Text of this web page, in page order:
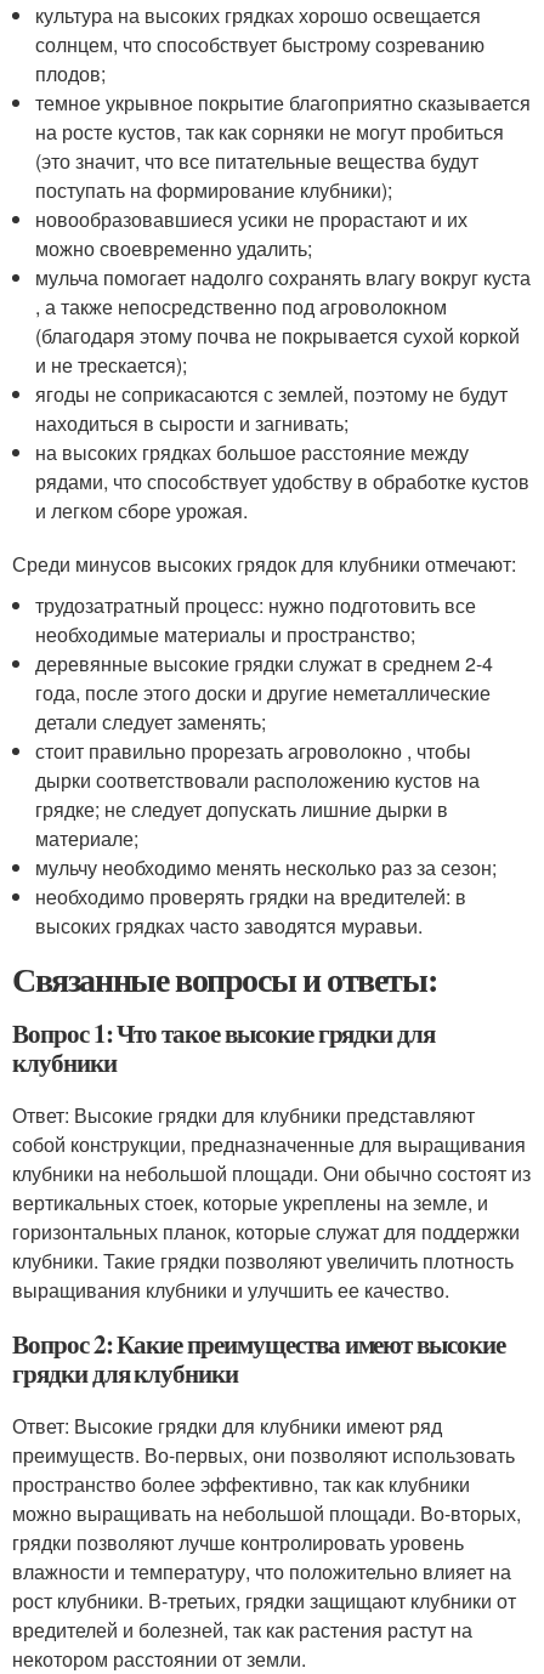
культура на высоких грядках хорошо освещается
солнцем, что способствует быстрому созреванию
плодов;
темное укрывное покрытие благоприятно сказывается
на росте кустов, так как сорняки не могут пробиться
(это значит, что все питательные вещества будут
поступать на формирование клубники);
новообразовавшиеся усики не прорастают и их
можно своевременно удалить;
мульча помогает надолго сохранять влагу вокруг куста
, а также непосредственно под агроволокном
(благодаря этому почва не покрывается сухой коркой
и не трескается);
ягоды не соприкасаются с землей, поэтому не будут
находиться в сырости и загнивать;
на высоких грядках большое расстояние между
рядами, что способствует удобству в обработке кустов
и легком сборе урожая.
Среди минусов высоких грядок для клубники отмечают:
трудозатратный процесс: нужно подготовить все
необходимые материалы и пространство;
деревянные высокие грядки служат в среднем 2-4
года, после этого доски и другие неметаллические
детали следует заменять;
стоит правильно прорезать агроволокно , чтобы
дырки соответствовали расположению кустов на
грядке; не следует допускать лишние дырки в
материале;
мульчу необходимо менять несколько раз за сезон;
необходимо проверять грядки на вредителей: в
высоких грядках часто заводятся муравьи.
Связанные вопросы и ответы:
Вопрос 1: Что такое высокие грядки для
клубники
Ответ: Высокие грядки для клубники представляют
собой конструкции, предназначенные для выращивания
клубники на небольшой площади. Они обычно состоят из
вертикальных стоек, которые укреплены на земле, и
горизонтальных планок, которые служат для поддержки
клубники. Такие грядки позволяют увеличить плотность
выращивания клубники и улучшить ее качество.
Вопрос 2: Какие преимущества имеют высокие
грядки для клубники
Ответ: Высокие грядки для клубники имеют ряд
преимуществ. Во-первых, они позволяют использовать
пространство более эффективно, так как клубники
можно выращивать на небольшой площади. Во-вторых,
грядки позволяют лучше контролировать уровень
влажности и температуру, что положительно влияет на
рост клубники. В-третьих, грядки защищают клубники от
вредителей и болезней, так как растения растут на
некотором расстоянии от земли.